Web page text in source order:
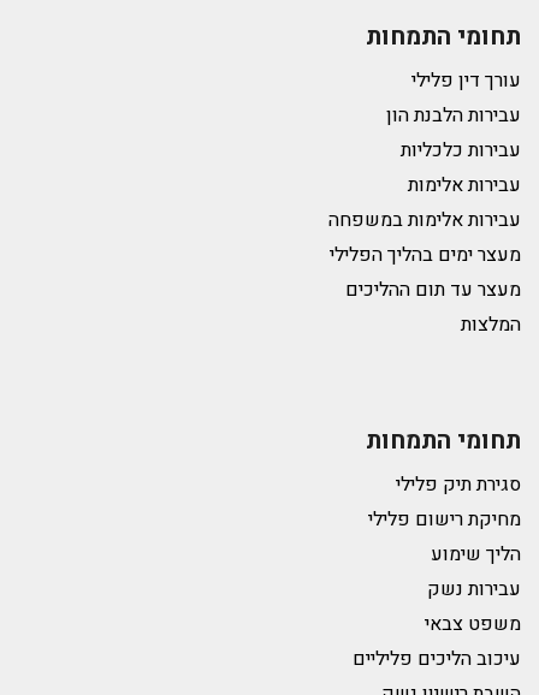
תחומי התמחות
עורך דין פלילי
עבירות הלבנת הון
עבירות כלכליות
עבירות אלימות
עבירות אלימות במשפחה
מעצר ימים בהליך הפלילי
מעצר עד תום ההליכים
המלצות
תחומי התמחות
סגירת תיק פלילי
מחיקת רישום פלילי
הליך שימוע
עבירות נשק
משפט צבאי
עיכוב הליכים פליליים